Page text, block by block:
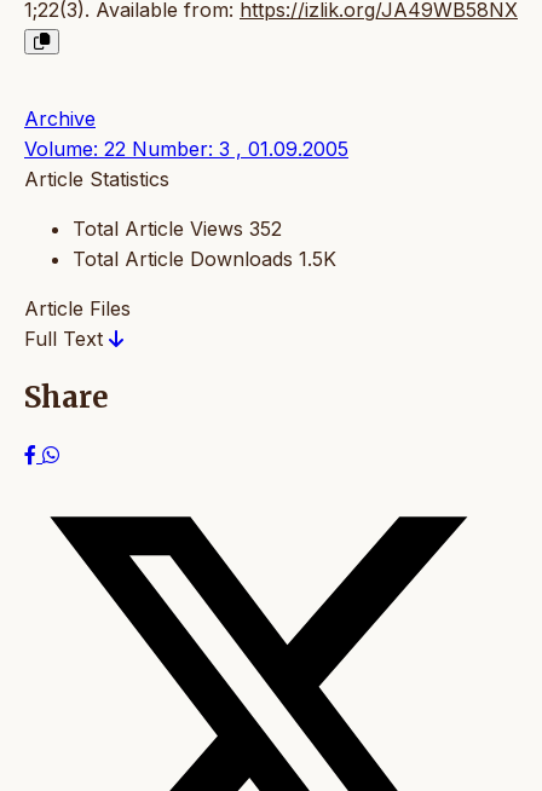
1;22(3). Available from: https://izlik.org/JA49WB58NX
Archive
Volume: 22 Number: 3 , 01.09.2005
Article Statistics
Total Article Views 352
Total Article Downloads 1.5K
Article Files
Full Text
Share